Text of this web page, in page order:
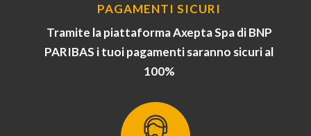
PAGAMENTI SICURI
Tramite la piattaforma Axepta Spa di BNP
PARIBAS i tuoi pagamenti saranno sicuri al
100%